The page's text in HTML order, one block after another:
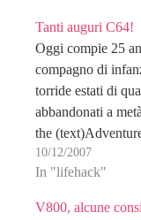
Tanti auguri C64!
Oggi compie 25
compagno di
torride estati di
abbandonati a
the
cantina, insieme
10/12/2007
In "lifehack"
V800, alcune